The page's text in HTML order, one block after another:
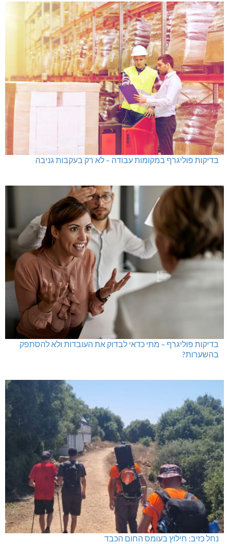
בדיקות פוליגרף במקומות עבודה – לא רק בעקבות גניבה
בדיקות פוליגרף – מתי כדאי לבדוק את העובדות ולא להסתפק
בהשערות?
נחל כזיב: חילוץ בעומס החום הכבד